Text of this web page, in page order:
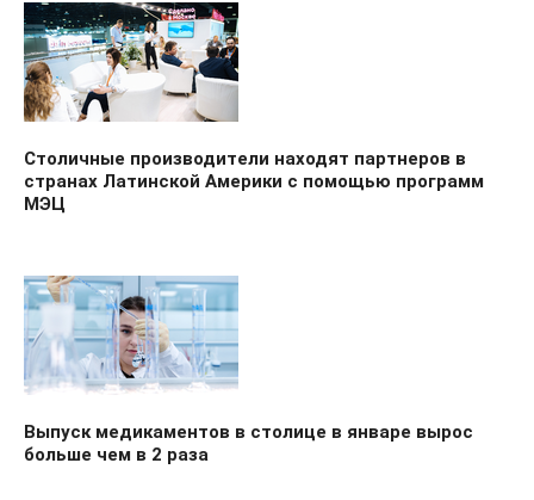
Столичные производители находят партнеров в
странах Латинской Америки с помощью программ
МЭЦ
Выпуск медикаментов в столице в январе вырос
больше чем в 2 раза